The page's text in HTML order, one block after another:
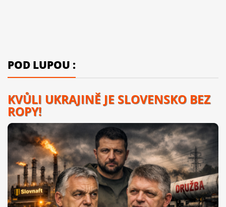
POD LUPOU :
KVŮLI UKRAJINĚ JE SLOVENSKO BEZ
ROPY!